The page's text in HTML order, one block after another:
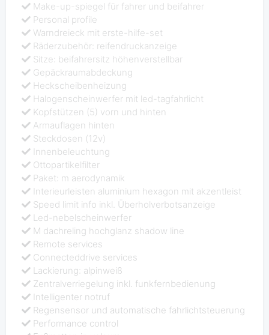
Make-up-spiegel für fahrer und beifahrer
Personal profile
Warndreieck mit erste-hilfe-set
Räderzubehör: reifendruckanzeige
Sitze: beifahrersitz höhenverstellbar
Gepäckraumabdeckung
Heckscheibenheizung
Halogenscheinwerfer mit led-tagfahrlicht
Kopfstützen (5) vorn und hinten
Armauflagen hinten
Steckdosen (12v)
Innenbeleuchtung
Ottopartikelfilter
Paket: m aerodynamik
Interieurleisten aluminium hexagon mit akzentleist
Speed limit info inkl. Überholverbotsanzeige
Led-nebelscheinwerfer
M dachreling hochglanz shadow line
Remote services
Connecteddrive services
Lackierung: alpinweiß
Zentralverriegelung inkl. funkfernbedienung
Intelligenter notruf
Regensensor und automatische fahrlichtsteuerung
Performance control